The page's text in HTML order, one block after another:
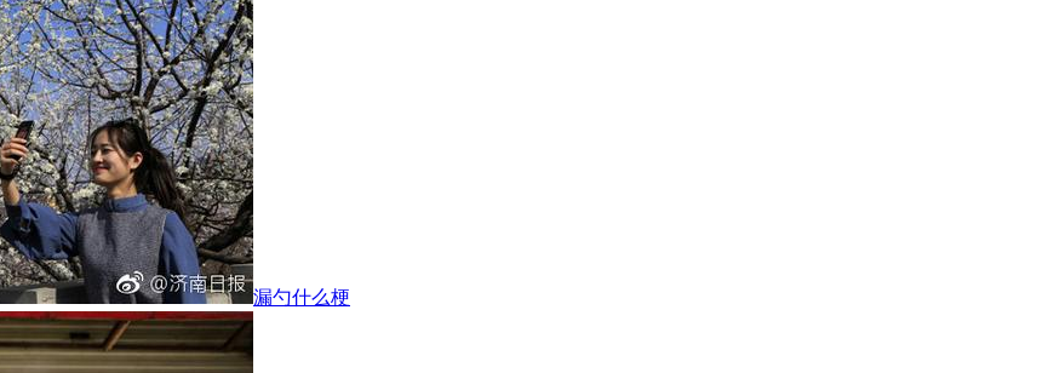
漏勺什么梗